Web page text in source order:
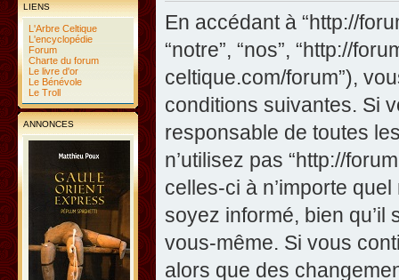
LIENS
L'Arbre Celtique
L'encyclopédie
Forum
Charte du forum
Le livre d'or
Le Bénévole
Le Troll
ANNONCES
En accédant à “http://
“notre”, “nos”, “http://
celtique.com/forum”),
conditions suivantes. Si
responsable de toutes
n’utilisez pas “http://
celles-ci à n’importe
soyez informé, bien
vous-même. Si vous
alors que des